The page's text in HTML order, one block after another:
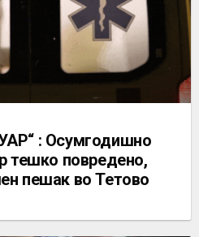
: Осумгодишно
тешко повредено,
повреден 71-годишен пешак во Тетово